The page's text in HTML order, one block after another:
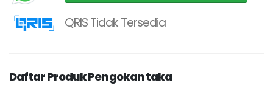
QRIS Tidak Tersedia
Daftar Produk Pengokan taka